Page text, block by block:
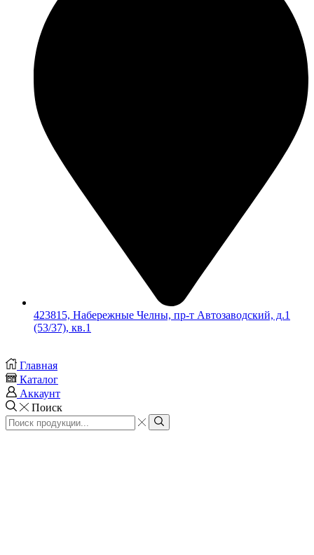
423815, Набережные Челны, пр-т Автозаводский, д.1
(53/37), кв.1
Главная
Каталог
Аккаунт
Поиск
Search
input
Search